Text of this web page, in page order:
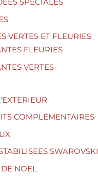
VERTES ET FLEURIES
FLEURIES
VERTES
COMPLÉMENTAIRES
SWAROVSKI
NOEL